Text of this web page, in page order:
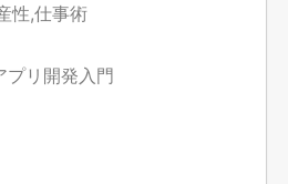
性,仕事術
リ開発入門